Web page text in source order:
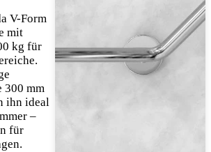
V-Form
mit
kg für
300 mm
ihn ideal
–
für